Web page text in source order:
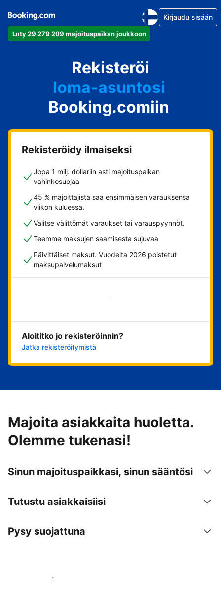
Liity 29 279 209 majoituspaikan joukkoon
Kirjaudu sisään
Rekisteröi
huoneistosi
hotellisi
loma-asuntosi
guesthousesi
bed & breakfastisi
Booking.comiin
Rekisteröidy ilmaiseksi
Jopa 1 milj. dollariin asti majoituspaikan
vahinkosuojaa
45 % majoittajista saa ensimmäisen varauksensa
viikon kuluessa.
Valitse välittömät varaukset tai varauspyynnöt.
Teemme maksujen saamisesta sujuvaa
Päivittäiset maksut. Vuodelta 2026 poistetut
maksupalvelumaksut
Aloita nyt
Aloititko jo rekisteröinnin?
Jatka rekisteröitymistä
Majoita asiakkaita huoletta.
Olemme tukenasi!
Sinun majoituspaikkasi, sinun sääntösi
Tutustu asiakkaisiisi
Pysy suojattuna
Ryhdy majoittajaksi